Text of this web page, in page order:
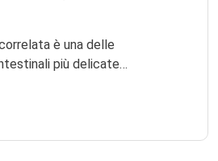
è una delle
più delicate…